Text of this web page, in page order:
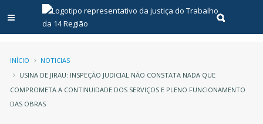
Abrir menu principal
Realizar
Trilha
de
navegação
INÍCIO
NOTICIAS
USINA DE JIRAU: INSPEÇÃO JUDICIAL NÃO CONSTATA NADA QUE
COMPROMETA A CONTINUIDADE DOS SERVIÇOS E PLENO FUNCIONAMENTO
DAS OBRAS